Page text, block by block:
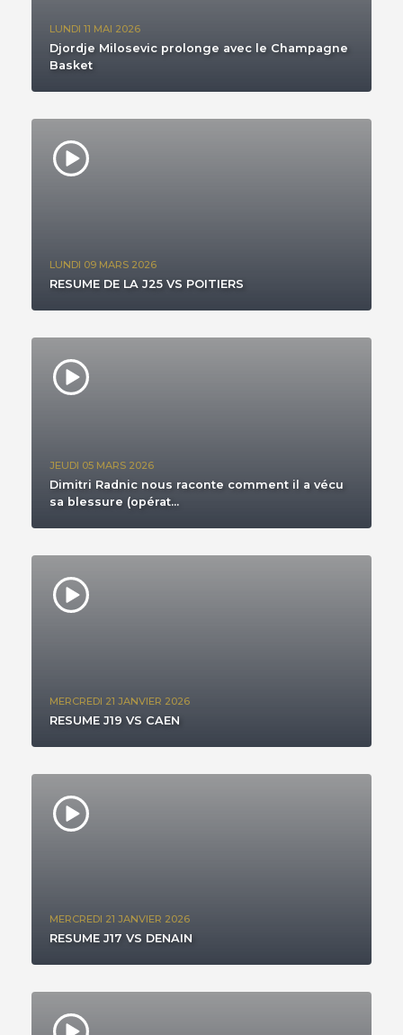
LUNDI 11 MAI 2026
Djordje Milosevic prolonge avec le Champagne
Basket
LUNDI 09 MARS 2026
RESUME DE LA J25 VS POITIERS
JEUDI 05 MARS 2026
Dimitri Radnic nous raconte comment il a vécu
sa blessure (opérat...
MERCREDI 21 JANVIER 2026
RESUME J19 VS CAEN
MERCREDI 21 JANVIER 2026
RESUME J17 VS DENAIN